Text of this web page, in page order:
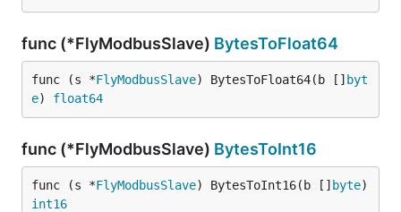
func (*FlyModbusSlave) BytesToFloat64
func (s *FlyModbusSlave) BytesToFloat64(b [] byt
e) float64
func (*FlyModbusSlave) BytesToInt16
func (s *FlyModbusSlave) BytesToInt16(b [] byte
int16